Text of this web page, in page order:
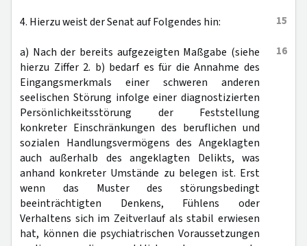
15
4. Hierzu weist der Senat auf Folgendes hin:
16
a) Nach der bereits aufgezeigten Maßgabe (siehe
hierzu Ziffer 2. b) bedarf es für die Annahme des
Eingangsmerkmals einer schweren anderen
seelischen Störung infolge einer diagnostizierten
Persönlichkeitsstörung der Feststellung
konkreter Einschränkungen des beruflichen und
sozialen Handlungsvermögens des Angeklagten
auch außerhalb des angeklagten Delikts, was
anhand konkreter Umstände zu belegen ist. Erst
wenn das Muster des störungsbedingt
beeinträchtigten Denkens, Fühlens oder
Verhaltens sich im Zeitverlauf als stabil erwiesen
hat, können die psychiatrischen Voraussetzungen